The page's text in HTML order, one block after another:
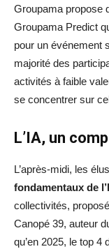
Groupama propose
Groupama Predict
pour un événement
majorité des
activités à faible
se concentrer sur
L’IA, un
L’après-midi, les
fondamentaux de
collectivités,
Canopé 39, auteur
qu’en 2025, le top 4